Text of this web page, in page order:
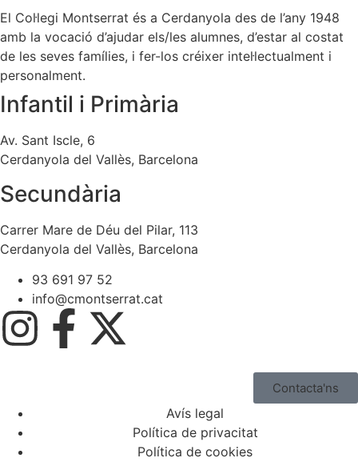
El Col·legi Montserrat és a Cerdanyola des de l’any 1948
amb la vocació d’ajudar els/les alumnes, d’estar al costat
de les seves famílies, i fer-los créixer intel·lectualment i
personalment.
Infantil i Primària
Av. Sant Iscle, 6
Cerdanyola del Vallès, Barcelona
Secundària
Carrer Mare de Déu del Pilar, 113
Cerdanyola del Vallès, Barcelona
93 691 97 52
info@cmontserrat.cat
Contacta'ns
Avís legal
Política de privacitat
Política de cookies